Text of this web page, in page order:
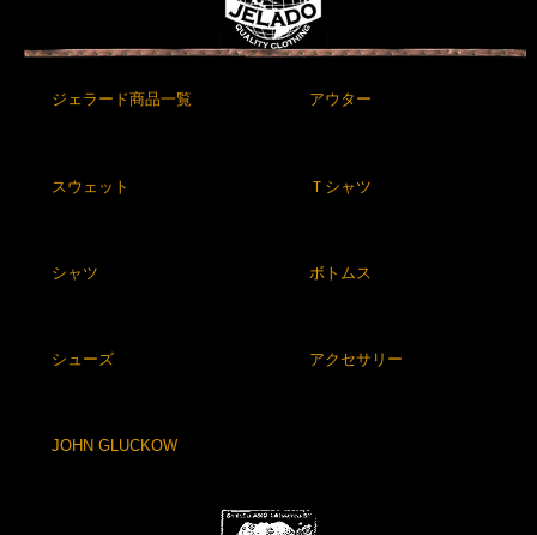
ジェラード商品一覧 アウター
スウェット Ｔシャツ
シャツ ボトムス
シューズ アクセサリー
JOHN GLUCKOW